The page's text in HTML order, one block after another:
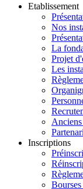
Etablissement
Nos
La
Projet
Les
Inscriptions